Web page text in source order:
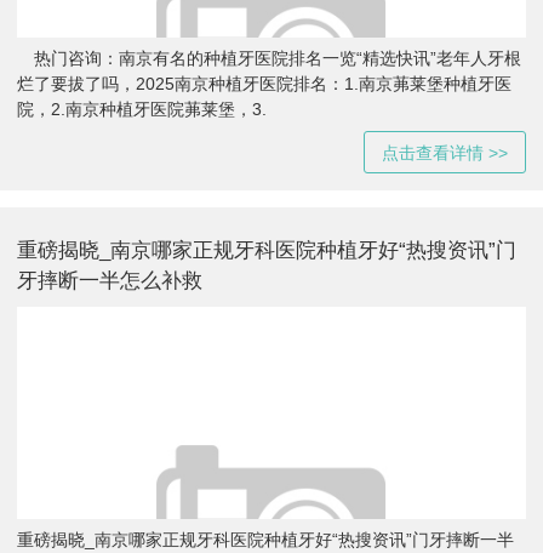
热门咨询：南京有名的种植牙医院排名一览“精选快讯”老年人牙根
烂了要拔了吗，2025南京种植牙医院排名：1.南京茀莱堡种植牙医
院，2.南京种植牙医院茀莱堡，3.
点击查看详情 >>
重磅揭晓_南京哪家正规牙科医院种植牙好“热搜资讯”门
牙摔断一半怎么补救
重磅揭晓_南京哪家正规牙科医院种植牙好“热搜资讯”门牙摔断一半